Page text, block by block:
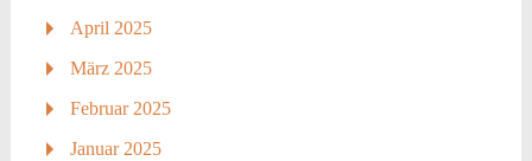
April 2025
März 2025
Februar 2025
Januar 2025